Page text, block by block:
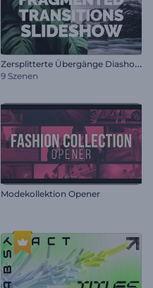
Z
ersplitterte Übergänge Diashow
9 Szenen
Modekollektion Opener